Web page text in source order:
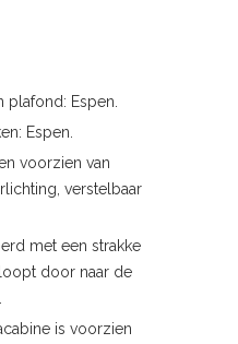
plafond: Espen.
Espen.
voorzien van
verstelbaar
met een strakke
door naar de
is voorzien